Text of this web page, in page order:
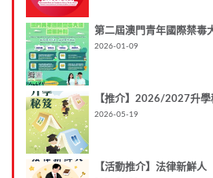
第二屆澳門青年國際禁毒
2026-01-09
【推介】2026/2027升學
2026-05-19
【活動推介】法律新鮮人